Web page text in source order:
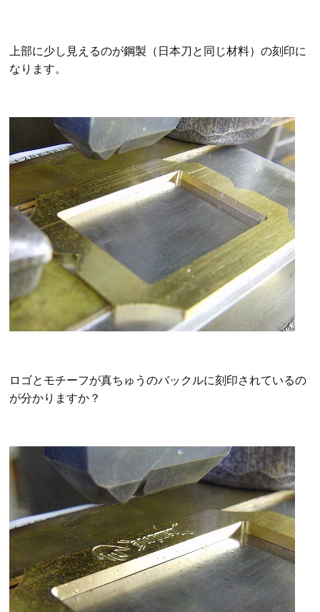
上部に少し見えるのが鋼製（日本刀と同じ材料）の刻印に
なります。
ロゴとモチーフが真ちゅうのバックルに刻印されているの
が分かりますか？